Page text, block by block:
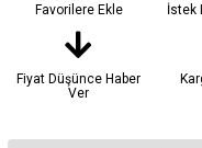
Favorilere Ekle İstek
Fiyat Düşünce Haber
Ver